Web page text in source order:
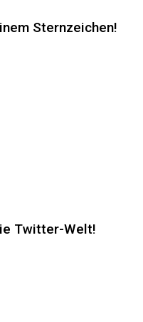
Sternzeichen!
Twitter-Welt!